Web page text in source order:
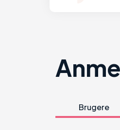
Brugere